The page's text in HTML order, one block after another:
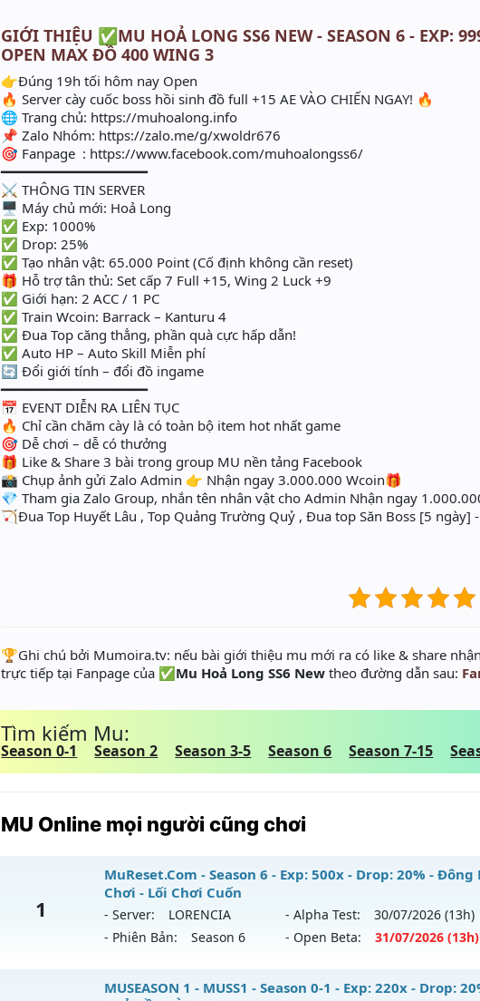
GIỚI THIỆU ✅MU HOẢ LONG SS6 NEW - SEASON 6 - EXP:
OPEN MAX ĐỒ 400 WING 3
👉Đúng 19h tối hôm nay Open
🔥 Server cày cuốc boss hồi sinh đồ full +15 AE VÀO CHIẾN NGAY! 🔥
🌐 Trang chủ: https://muhoalong.info
📌 Zalo Nhóm: https://zalo.me/g/xwoldr676
🎯 Fanpage : https://www.facebook.com/muhoalongss6/
━━━━━━━━━━━━━━━━━━
⚔️ THÔNG TIN SERVER
🖥 Máy chủ mới: Hoả Long
✅ Exp: 1000%
✅ Drop: 25%
✅ Tạo nhân vật: 65.000 Point (Cố định không cần reset)
🎁 Hỗ trợ tân thủ: Set cấp 7 Full +15, Wing 2 Luck +9
✅ Giới hạn: 2 ACC / 1 PC
✅ Train Wcoin: Barrack – Kanturu 4
✅ Đua Top căng thẳng, phần quà cực hấp dẫn!
✅ Auto HP – Auto Skill Miễn phí
🔄 Đổi giới tính – đổi đồ ingame
━━━━━━━━━━━━━━━━━━
📅 EVENT DIỄN RA LIÊN TỤC
🔥 Chỉ cần chăm cày là có toàn bộ item hot nhất game
🎯 Dễ chơi – dễ có thưởng
🎁 Like & Share 3 bài trong group MU nền tảng Facebook
📸 Chụp ảnh gửi Zalo Admin 👉 Nhận ngay 3.000.000 Wcoin🎁
💎 Tham gia Zalo Group, nhắn tên nhân vật cho Admin Nhận ngay
🏹Đua Top Huyết Lâu , Top Quảng Trường Quỷ , Đua top Săn Boss [5 ngày]
️🏆Ghi chú bởi Mumoira.tv: nếu bài giới thiệu mu mới ra có like & share
trực tiếp tại Fanpage của ✅Mu Hoả Long SS6 New theo đường dẫn sau:
Tìm kiếm Mu:
Season 0-1 Season 2 Season 3-5 Season 6 Season 7-15
MU Online mọi người cũng chơi
1
MuReset.Com - Season 6 - Exp: 500x - Drop: 20% -
Chơi - Lối Chơi Cuốn
- Server: LORENCIA - Alpha Test: 30/07/2026 (13h)
- Phiên Bản:
Season 6 - Open Beta: 31/07/2026 (13h)
MuReset.Com - Đông Người Chơi - Lối Chơi Cuốn
MUSEASON 1 - MUSS1 - Season 0-1 - Exp: 220x - Drop: